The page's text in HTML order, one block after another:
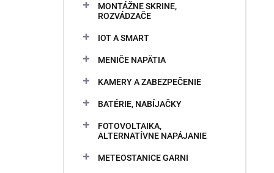
MONTÁŽNE SKRINE,
ROZVÁDZAČE
IOT A SMART
MENIČE NAPÄTIA
KAMERY A ZABEZPEČENIE
BATÉRIE, NABÍJAČKY
FOTOVOLTAIKA,
ALTERNATÍVNE NAPÁJANIE
METEOSTANICE GARNI